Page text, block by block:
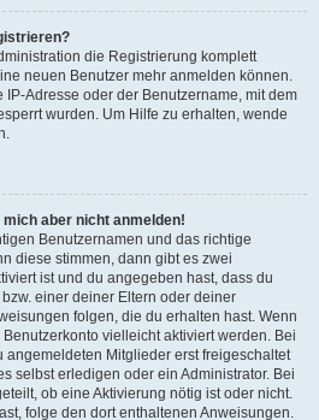
die Registrierung komplett
neuen Benutzer mehr anmelden können.
IP-Adresse oder der Benutzername, mit dem
wurden. Um Hilfe zu erhalten, wende
aber nicht anmelden!
Benutzernamen und das richtige
diese stimmen, dann gibt es zwei
ist und du angegeben hast, dass du
einer deiner Eltern oder deiner
folgen, die du erhalten hast. Wenn
vielleicht aktiviert werden. Bei
Mitglieder erst freigeschaltet
selbst erledigen oder ein Administrator. Bei
ob eine Aktivierung nötig ist oder nicht.
folge den dort enthaltenen Anweisungen.